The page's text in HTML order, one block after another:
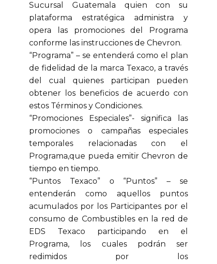
Sucursal Guatemala quien con su
plataforma estratégica administra y
opera las promociones del Programa
conforme las instrucciones de Chevron.
“Programa” – se entenderá como el plan
de fidelidad de la marca Texaco, a través
del cual quienes participan pueden
obtener los beneficios de acuerdo con
estos Términos y Condiciones.
“Promociones Especiales”- significa las
promociones o campañas especiales
temporales relacionadas con el
Programa,que pueda emitir Chevron de
tiempo en tiempo.
“Puntos Texaco” o “Puntos” – se
entenderán como aquellos puntos
acumulados por los Participantes por el
consumo de Combustibles en la red de
EDS Texaco participando en el
Programa, los cuales podrán ser
redimidos por los